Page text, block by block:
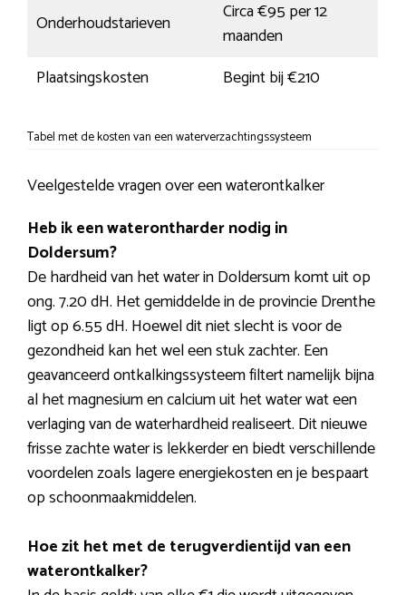
Onderhoudstarieven
Circa €95 per 12
maanden
Plaatsingskosten
Begint bij €210
Tabel met de kosten van een waterverzachtingssysteem
Veelgestelde vragen over een waterontkalker
Heb ik een waterontharder nodig in
Doldersum?
De hardheid van het water in Doldersum komt uit op
ong. 7.20 dH. Het gemiddelde in de provincie Drenthe
ligt op 6.55 dH. Hoewel dit niet slecht is voor de
gezondheid kan het wel een stuk zachter. Een
geavanceerd ontkalkingssysteem filtert namelijk bijna
al het magnesium en calcium uit het water wat een
verlaging van de waterhardheid realiseert. Dit nieuwe
frisse zachte water is lekkerder en biedt verschillende
voordelen zoals lagere energiekosten en je bespaart
op schoonmaakmiddelen.
Hoe zit het met de terugverdientijd van een
waterontkalker?